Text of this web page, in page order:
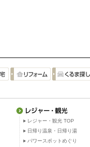
レジャー・観光 TOP
日帰り温泉・日帰り湯
パワースポットめぐり